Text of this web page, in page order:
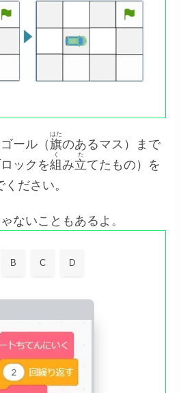
ール（旗
はた
のあるマス）まで
ックを組
く
み立
た
てたもの）を
ください。
ないこともあるよ。
B C D